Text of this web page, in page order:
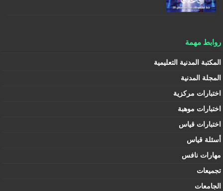
روابط مهمة
المكتبة المدنية التعليمية
المجلة المدنية
اختبارات مركزية
اختبارات موهبة
اختبارات قياس
أسئلة قياس
مهارات نافس
تجميعات
الجامعات